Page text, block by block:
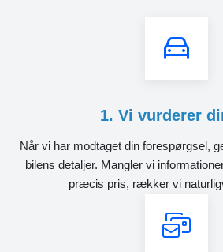
1. Vi vurderer
Når vi har modtaget din forespørgsel,
bilens detaljer. Mangler vi
præcis pris, rækker vi